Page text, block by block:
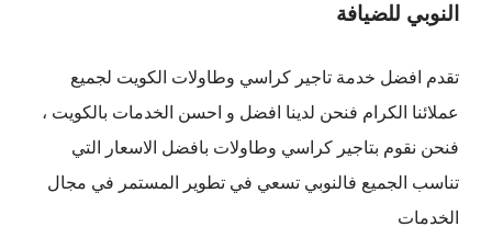
النوبي للضيافة
تقدم افضل خدمة تاجير كراسي وطاولات الكويت لجميع
عملائنا الكرام فنحن لدينا افضل و احسن الخدمات بالكويت ،
فنحن نقوم بتاجير كراسي وطاولات بافضل الاسعار التي
تناسب الجميع فالنوبي تسعي في تطوير المستمر في مجال
الخدمات